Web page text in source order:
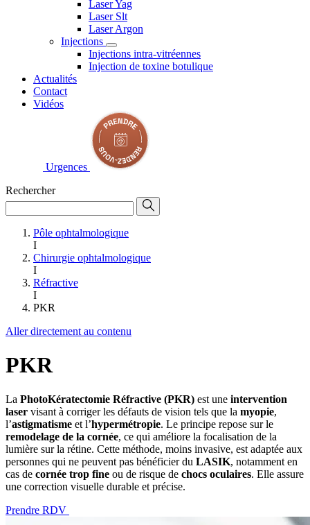
Laser Yag
Laser Slt
Laser Argon
Injections
Injections intra-vitréennes
Injection de toxine botulique
Actualités
Contact
Vidéos
Urgences
Rechercher
Pôle ophtalmologique
I
Chirurgie ophtalmologique
I
Réfractive
I
PKR
Aller directement au contenu
PKR
La PhotoKératectomie Réfractive (PKR) est une intervention
laser visant à corriger les défauts de vision tels que la myopie,
l’astigmatisme et l’hypermétropie. Le principe repose sur le
remodelage de la cornée, ce qui améliore la focalisation de la
lumière sur la rétine. Cette méthode, moins invasive, est adaptée aux
personnes qui ne peuvent pas bénéficier du LASIK, notamment en
cas de cornée trop fine ou de risque de chocs oculaires. Elle assure
une correction visuelle durable et précise.
Prendre RDV